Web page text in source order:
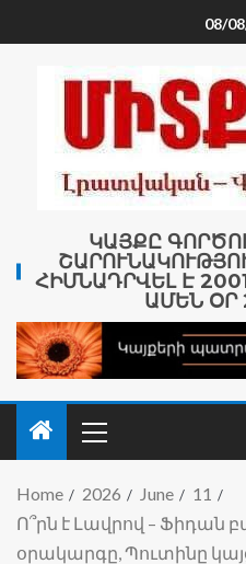
08/
ԿԱՅՔԸ
ՀԻՄՆԱԴՐՎԵԼ Է
ԱՄԵՆ ՕՐ
Home 2026 June
11
Ո՞րն է Լավրով – Ֆիդան
օրակարգը, Պուտինը